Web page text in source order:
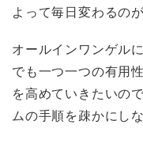
よって毎日変わるの
オールインワンゲル
でも一つ一つの有用
を高めていきたいの
ムの手順を疎かにし